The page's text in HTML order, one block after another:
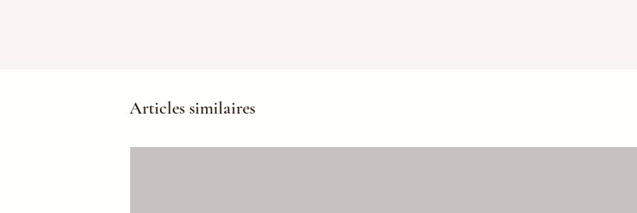
Articles similaires